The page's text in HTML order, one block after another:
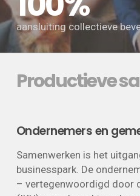
aansluiting collectieve
Productieve
Ondernemers en
Samenwerken is het
businesspark. De
– vertegenwoordigd door